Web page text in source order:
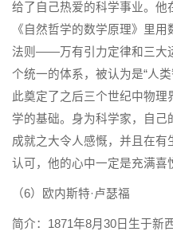
给了自己热爱的科学事业。他
《自然哲学的数学原理》里
法则——万有引力定律和三大
个统一的体系，被认为是“人
此奠定了之后三个世纪中物
学的基础。身为科学家，自己
成就之大令人感慨，并且在
认可，他的心中一定是充满喜
（6）欧内斯特·卢瑟福
简介：1871年8月30日生于新